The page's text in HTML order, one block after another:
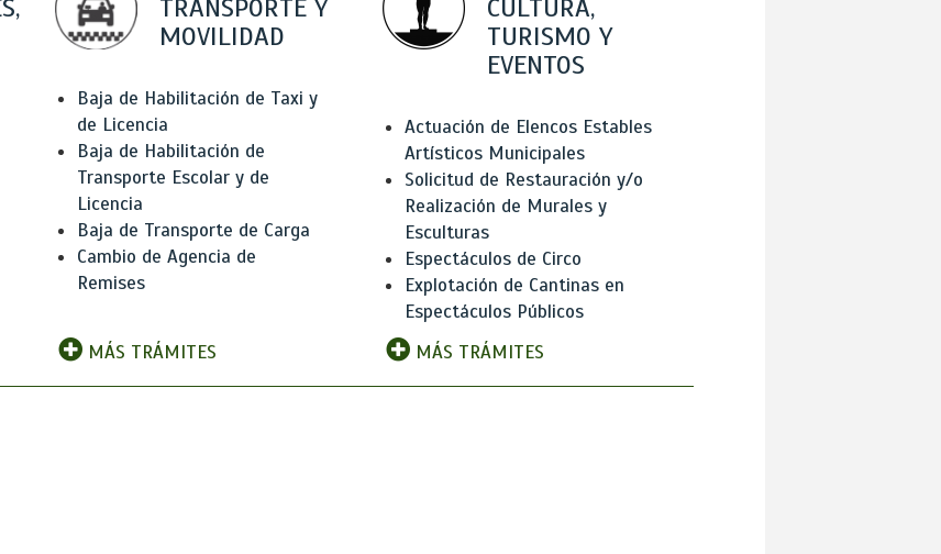
TRANSPORTE Y
MOVILIDAD
Baja de Habilitación de Taxi y
de Licencia
Baja de Habilitación de
Transporte Escolar y de
Licencia
Baja de Transporte de Carga
Cambio de Agencia de
Remises
MÁS TRÁMITES
CULTURA,
TURISMO Y
EVENTOS
Actuación de Elencos Estables
Artísticos Municipales
Solicitud de Restauración y/o
Realización de Murales y
Esculturas
Espectáculos de Circo
Explotación de Cantinas en
Espectáculos Públicos
MÁS TRÁMITES